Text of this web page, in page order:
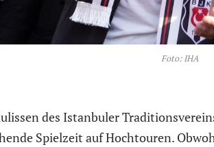
Foto: IHA
des Istanbuler
Spielzeit auf Hochtouren.